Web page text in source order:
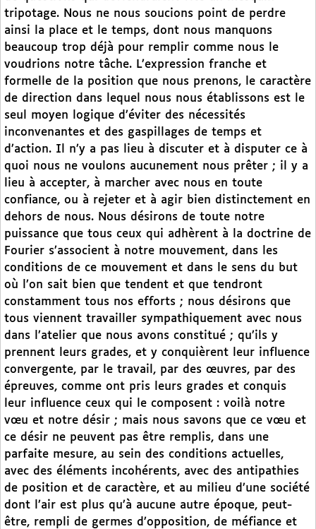
tripotage. Nous ne nous soucions point de perdre
ainsi la place et le temps, dont nous manquons
beaucoup trop déjà pour remplir comme nous le
voudrions notre tâche. L’expression franche et
formelle de la position que nous prenons, le caractère
de direction dans lequel nous nous établissons est le
seul moyen logique d’éviter des nécessités
inconvenantes et des gaspillages de temps et
d’action. Il n’y a pas lieu à discuter et à disputer ce à
quoi nous ne voulons aucunement nous prêter ; il y a
lieu à accepter, à marcher avec nous en toute
confiance, ou à rejeter et à agir bien distinctement en
dehors de nous. Nous désirons de toute notre
puissance que tous ceux qui adhèrent à la doctrine de
Fourier s’associent à notre mouvement, dans les
conditions de ce mouvement et dans le sens du but
où l’on sait bien que tendent et que tendront
constamment tous nos efforts ; nous désirons que
tous viennent travailler sympathiquement avec nous
dans l’atelier que nous avons constitué ; qu’ils y
prennent leurs grades, et y conquièrent leur influence
convergente, par le travail, par des œuvres, par des
épreuves, comme ont pris leurs grades et conquis
leur influence ceux qui le composent : voilà notre
vœu et notre désir ; mais nous savons que ce vœu et
ce désir ne peuvent pas être remplis, dans une
parfaite mesure, au sein des conditions actuelles,
avec des éléments incohérents, avec des antipathies
de position et de caractère, et au milieu d’une société
dont l’air est plus qu’à aucune autre époque, peut-
être, rempli de germes d’opposition, de méfiance et